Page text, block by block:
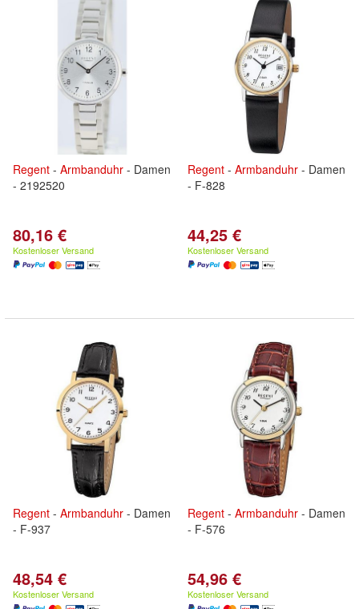
Regent - Armbanduhr - Damen
- 2192520
80,16 €
Kostenloser Versand
Regent - Armbanduhr - Damen
- F-828
44,25 €
Kostenloser Versand
Regent - Armbanduhr - Damen
- F-937
48,54 €
Kostenloser Versand
Regent - Armbanduhr - Damen
- F-576
54,96 €
Kostenloser Versand